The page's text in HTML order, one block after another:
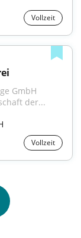
Vollzeit
GmbH
der...
Vollzeit